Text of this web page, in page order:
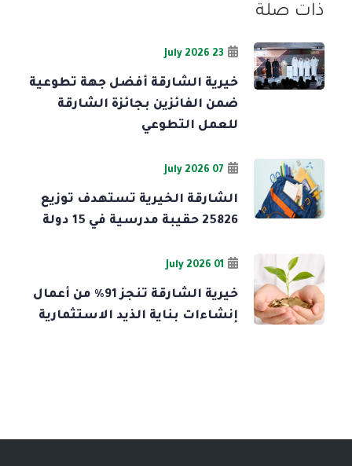
ذات صلة
23 July 2026
خيرية الشارقة أفضل جهة تطوعية
ضمن الفائزين بجائزة الشارقة
للعمل التطوعي
07 July 2026
الشارقة الخيرية تستهدف توزيع
25826 حقيبة مدرسية في 15 دولة
01 July 2026
خيرية الشارقة تنجز 91% من أعمال
إنشاءات بناية الذيد الاستثمارية